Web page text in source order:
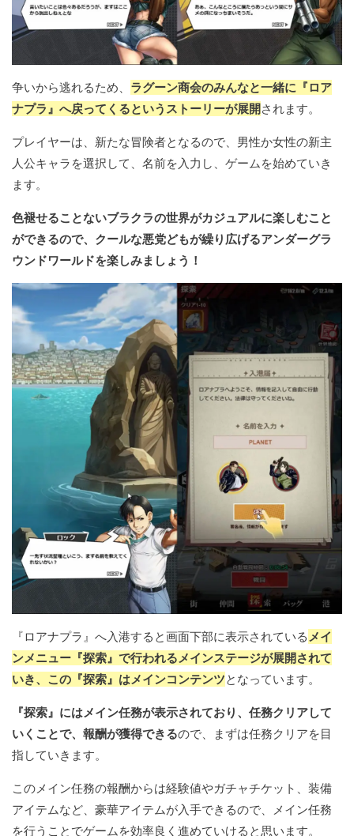
争いから逃れるため、 ラグーン商会のみんなと一緒に『ロア
ナプラ』へ戻ってくるというストーリーが展開されます。
プレイヤーは、新たな冒険者となるので、男性か女性の新主
人公キャラを選択して、名前を入力し、ゲームを始めていき
ます。
色褪せることないブラクラの世界がカジュアルに楽しむこと
ができるので、クールな悪党どもが繰り広げるアンダーグラ
ウンドワールドを楽しみましょう！
『ロアナプラ』へ入港すると画面下部に表示されているメイ
ンメニュー『探索』で行われるメインステージが展開されて
いき、この『探索』はメインコンテンツとなっています。
『探索』にはメイン任務が表示されており、任務クリアして
いくことで、報酬が獲得できるので、まずは任務クリアを目
指していきます。
このメイン任務の報酬からは経験値やガチャチケット、装備
アイテムなど、豪華アイテムが入手できるので、メイン任務
を行うことでゲームを効率良く進めていけると思います。